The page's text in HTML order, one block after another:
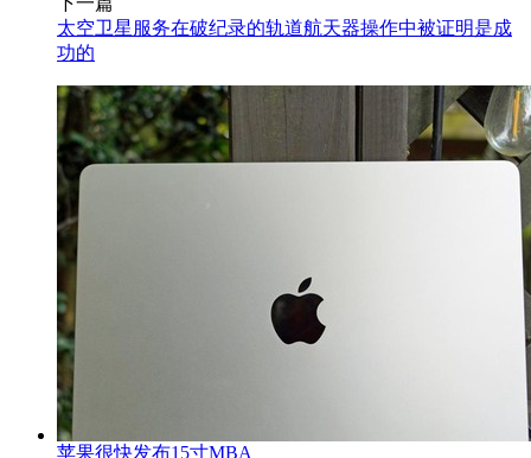
太空卫星服务在破纪录的轨道航天器操作中被证明是成
功的
苹果很快发布15寸MBA